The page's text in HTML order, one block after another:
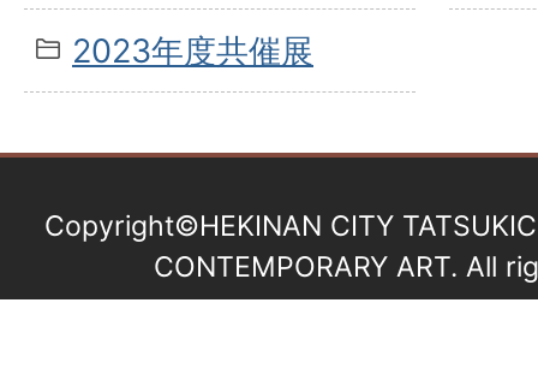
2023年度共催展
Copyright©HEKINAN CITY
CONTEMPORARY ART. All